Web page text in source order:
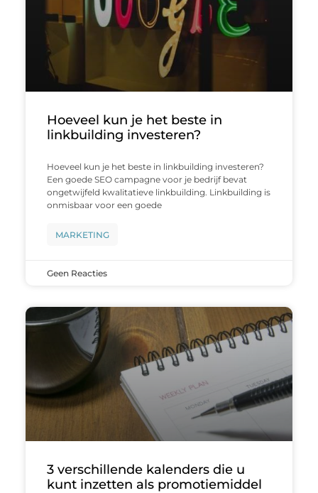
Hoeveel kun je het beste in
linkbuilding investeren?
Hoeveel kun je het beste in linkbuilding investeren?
Een goede SEO campagne voor je bedrijf bevat
ongetwijfeld kwalitatieve linkbuilding. Linkbuilding is
onmisbaar voor een goede
MARKETING
Geen Reacties
3 verschillende kalenders die u
kunt inzetten als promotiemiddel